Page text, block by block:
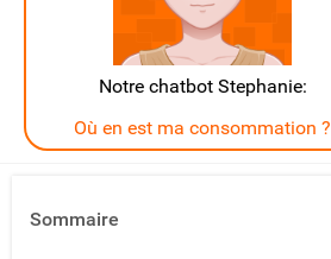
Notre chatbot Stephanie:
Où en est ma consommation ?
Sommaire